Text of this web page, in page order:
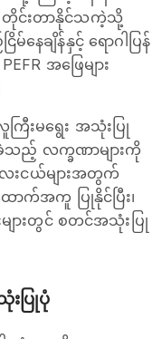
င် တိုင်းတာနိုင်သကဲ့သို့
နေချိန်နှင့် ရောဂါပြန်
အဖြေများ
ြီးမရွေး အသုံးပြု
ည့် လက္ခဏာများကို
ေးငယ်များအတွက်
ောက်အကူ ပြုနိုင်ပြီး၊
ားတွင် စတင်အသုံးပြု
းပြုပုံ